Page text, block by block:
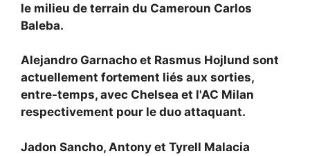
le milieu de terrain du Cameroun Carlos
Baleba.
Alejandro Garnacho et Rasmus Hojlund sont
actuellement fortement liés aux sorties,
entre-temps, avec Chelsea et l'AC Milan
respectivement pour le duo attaquant.
Jadon Sancho, Antony et Tyrell Malacia